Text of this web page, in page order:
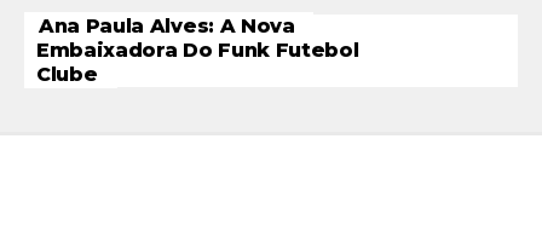
Ana Paula Alves: A Nova
Embaixadora Do Funk Futebol
Clube